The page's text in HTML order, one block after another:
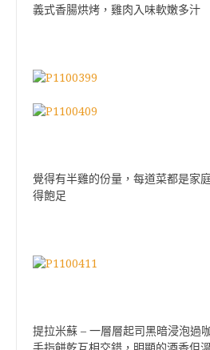
義式香腸烘烤，雞肉入味軟嫩多汁
覺得有半雞的份量，每道菜都是家
得飽足
提拉米蘇 – 一層層起司黑暗浸泡過